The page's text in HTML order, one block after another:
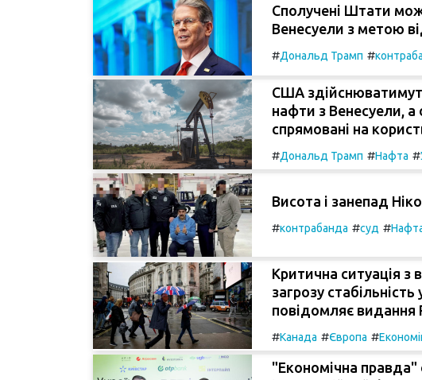
Сполучені Штати
Венесуели з метою
#Дональд Трамп #
США
нафти з Венесуели,
спрямовані на
#Дональд Трамп #Нафта #
Висота і занепад
#контрабанда #суд #
Критична ситуація з
загрозу
повідомляє видання
#Канада #Європа #
"Економічна правда"